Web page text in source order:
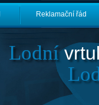
Reklamační řád
Lodní